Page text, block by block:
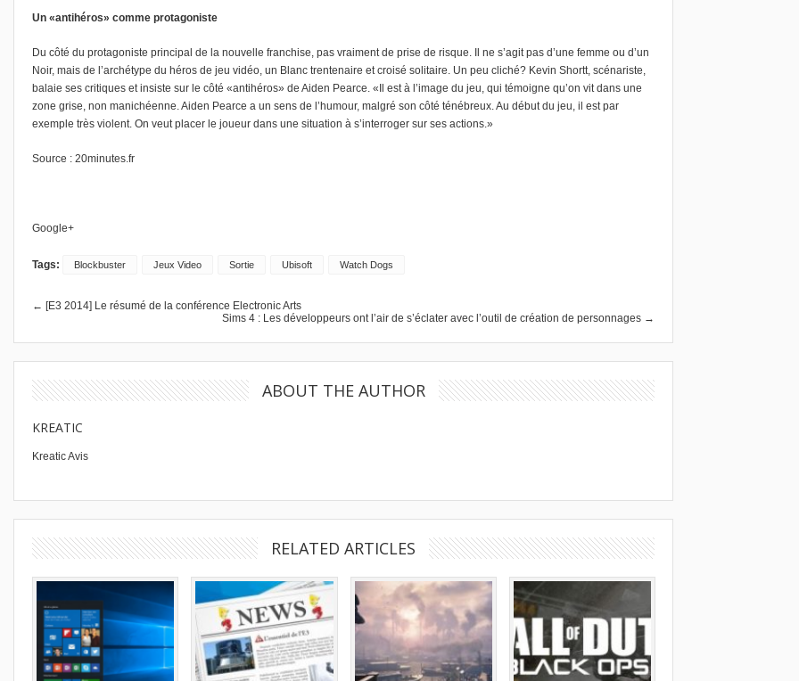
Un «antihéros» comme protagoniste
Du côté du protagoniste principal de la nouvelle franchise, pas vraiment de prise de risque. Il ne s’agit pas d’une femme ou d’un
Noir, mais de l’archétype du héros de jeu vidéo, un Blanc trentenaire et croisé solitaire. Un peu cliché? Kevin Shortt, scénariste,
balaie ses critiques et insiste sur le côté «antihéros» de Aiden Pearce. «Il est à l’image du jeu, qui témoigne qu’on vit dans une
zone grise, non manichéenne. Aiden Pearce a un sens de l’humour, malgré son côté ténébreux. Au début du jeu, il est par
exemple très violent. On veut placer le joueur dans une situation à s’interroger sur ses actions.»
Source : 20minutes.fr
Google+
Tags: Blockbuster Jeux Video Sortie Ubisoft Watch Dogs
← [E3 2014] Le résumé de la conférence Electronic Arts
Sims 4 : Les développeurs ont l’air de s’éclater avec l’outil de création de personnages →
ABOUT THE AUTHOR
KREATIC
Kreatic Avis
RELATED ARTICLES